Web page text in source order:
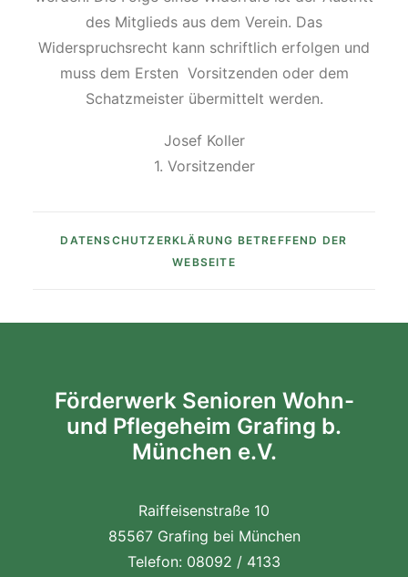
des Mitglieds aus dem Verein. Das
Widerspruchsrecht kann schriftlich erfolgen und
muss dem Ersten Vorsitzenden oder dem
Schatzmeister übermittelt werden.
Josef Koller
1. Vorsitzender
DATENSCHUTZERKLÄRUNG BETREFFEND DER
WEBSEITE
Förderwerk Senioren Wohn-
und Pflegeheim Grafing b.
München e.V.
Raiffeisenstraße 10
85567 Grafing bei München
Telefon: 08092 / 4133